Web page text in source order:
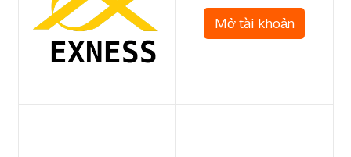
Mở tài khoản